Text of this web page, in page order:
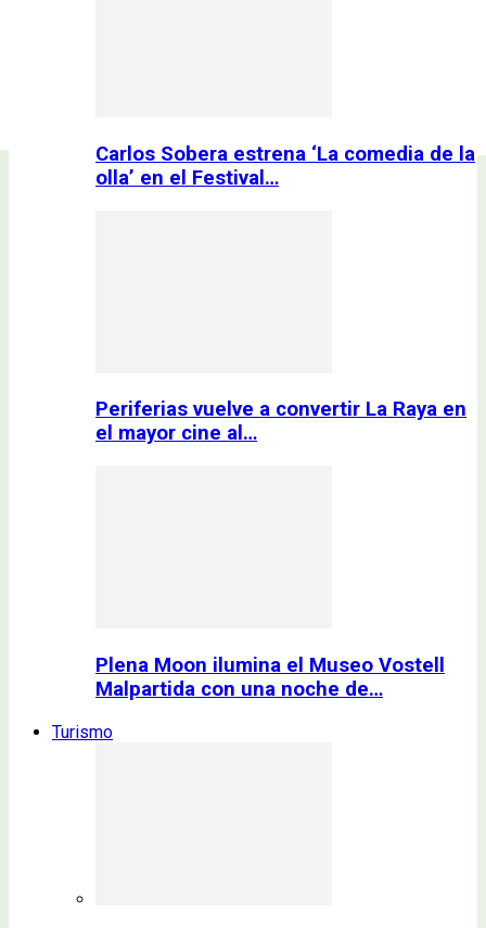
Carlos Sobera estrena ‘La comedia de la
olla’ en el Festival…
Periferias vuelve a convertir La Raya en
el mayor cine al…
Plena Moon ilumina el Museo Vostell
Malpartida con una noche de…
Turismo